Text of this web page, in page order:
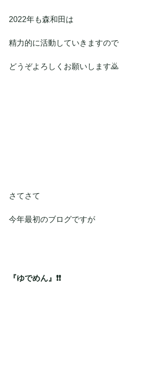
2022年も森和田は
精力的に活動していきますので
どうぞよろしくお願いします🙇
さてさて
今年最初のブログですが
『ゆでめん』❗❗